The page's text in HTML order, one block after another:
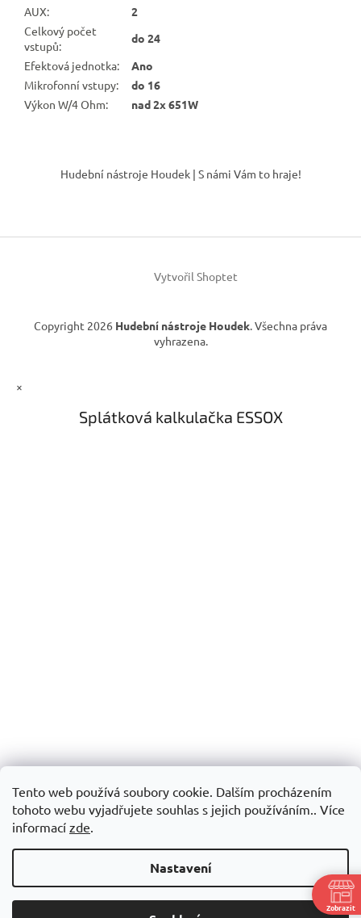
Tento web používá soubory cookie. Dalším procházením
tohoto webu vyjadřujete souhlas s jejich používáním.. Více
informací zde.
Nastavení
AUX:
2
Celkový počet
vstupů:
do 24
Efektová jednotka:
Ano
Mikrofonní vstupy:
do 16
Výkon W/4 Ohm: nad 2x 651W
í
Hudební nástroje Houdek | S námi Vám to hraje!
Vytvořil Shoptet
Copyright 2026 Hudební nástroje Houdek. Všechna práva
vyhrazena.
×
Splátková kalkulačka ESSOX
Zobrazit